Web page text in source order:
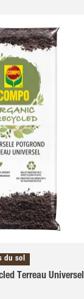
du sol
Terreau Universel